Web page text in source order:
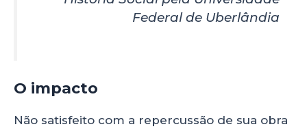
Federal de Uberlândia
O impacto
Não satisfeito com a repercussão de sua obra